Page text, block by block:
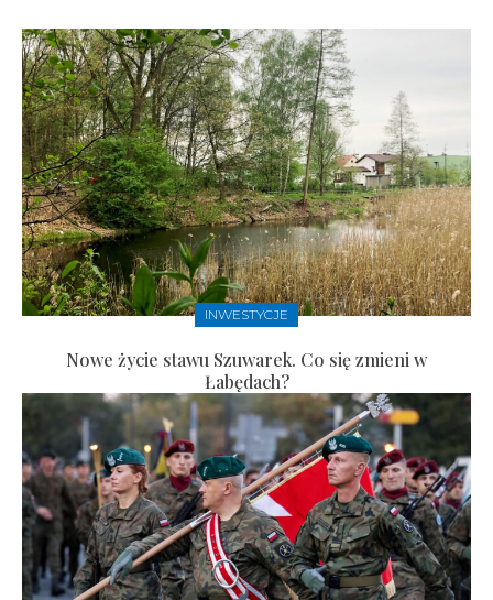
INWESTYCJE
Nowe życie stawu Szuwarek. Co się zmieni w
Łabędach?